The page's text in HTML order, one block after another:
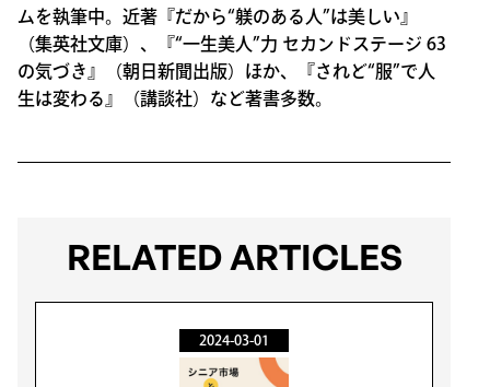
ムを執筆中。近著『だから“躾のある人”は美しい』
（集英社文庫）、『“一生美人”力 セカンドステージ 63
の気づき』（朝日新聞出版）ほか、『されど“服”で人
生は変わる』（講談社）など著書多数。
RELATED ARTICLES
2024-03-01